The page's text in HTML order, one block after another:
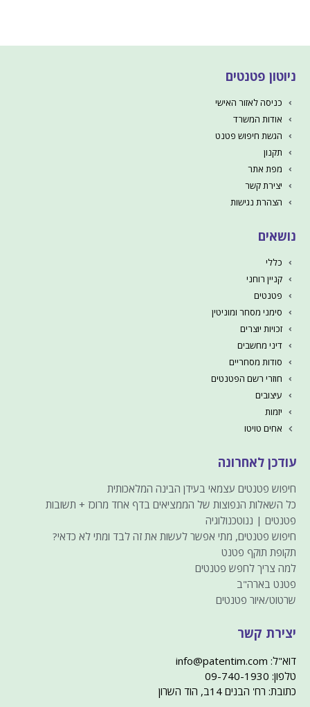
ניוטון פטנטים
כניסה לאזור האישי
אודות המשרד
הגשת חיפוש פטנט
תקנון
מפת אתר
יצירת קשר
הצהרת נגישות
נושאים
כללי
קניין רוחני
פטנטים
סימני מסחר ומוניטין
זכויות יוצרים
דיני מחשבים
סודות מסחריים
חוזרי רשם הפטנטים
עיצובים
יזמות
אחים טויטו
עודכן לאחרונה
חיפוש פטנטים עצמאי בעידן הבינה המלאכותית
כל השאלות הנפוצות של הממציאים בדף אחד מרוכז + תשובות
פטנטים | ננוטכנולוגיה
חיפוש פטנטים, מתי אפשר לעשות את זה לבד ומתי לא כדאי?
תקופת תוקף פטנט
למה צריך לחפש פטנטים
פטנט בארה"ב
שרטוט/איור פטנטים
יצירת קשר
דוא"ל: info@patentim.com
טלפון: 09-740-1930
כתובת: רח' הבנים 14ב, הוד השרון